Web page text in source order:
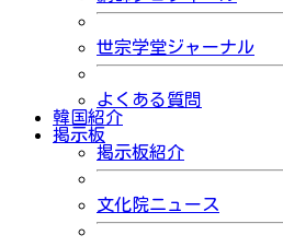
世宗学堂ジャーナル
よくある質問
韓国紹介
掲示板
掲示板紹介
文化院ニュース